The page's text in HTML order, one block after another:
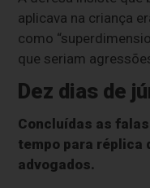
aplicava na criança
como
que seriam
Dez dias de
Concluídas as
tempo para réplica
advogados.